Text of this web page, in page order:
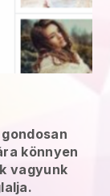
könnyen
vagyunk